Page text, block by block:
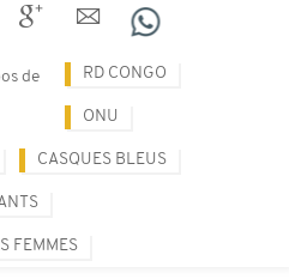
de RD CONGO
ONU
CASQUES BLEUS
FEMMES